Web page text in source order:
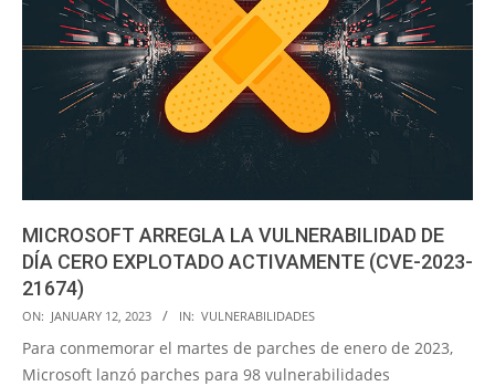
MICROSOFT ARREGLA LA VULNERABILIDAD DE
DÍA CERO EXPLOTADO ACTIVAMENTE (CVE-2023-
21674)
2023-
01-
12
ON: JANUARY 12, 2023 IN: VULNERABILIDADES
Para conmemorar el martes de parches de enero de 2023,
Microsoft lanzó parches para 98 vulnerabilidades